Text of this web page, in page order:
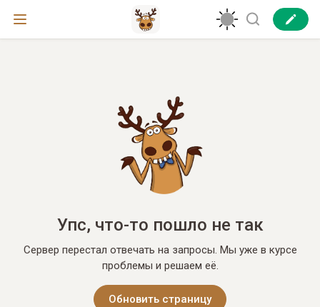
Упс, что-то пошло не так
Сервер перестал отвечать на запросы. Мы уже в курсе
проблемы и решаем её.
Обновить страницу